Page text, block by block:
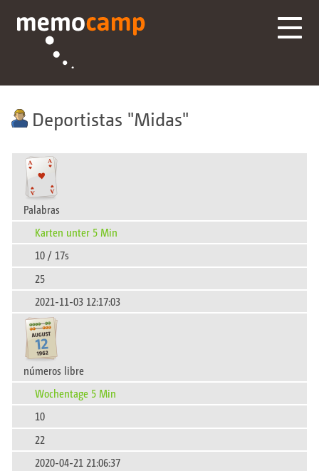
Deportistas Midas
Palabras
Karten unter 5 Min
10 / 17s
25
2021-11-03 12:17:03
números libre
Wochentage 5 Min
10
22
2020-04-21 21:06:37